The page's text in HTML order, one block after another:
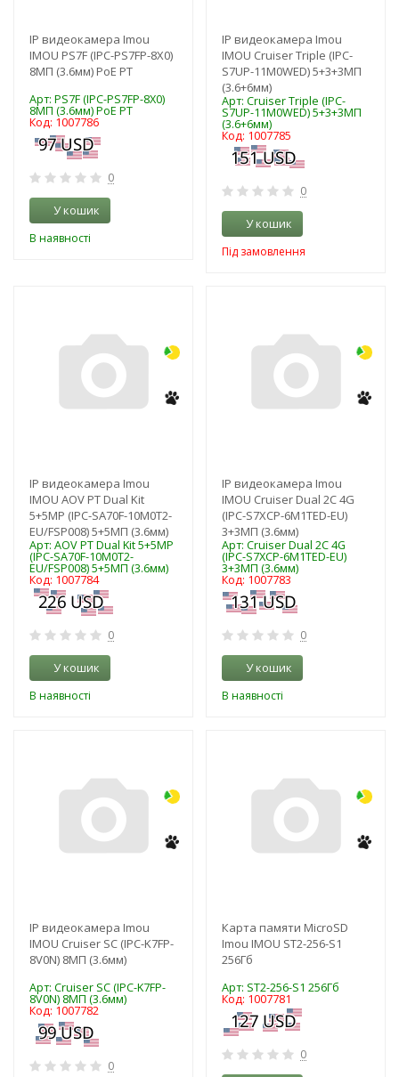
IP видеокамера Imou
IMOU PS7F (IPC-PS7FP-8X0)
8МП (3.6мм) PoE PT
Арт: PS7F (IPC-PS7FP-8X0)
8МП (3.6мм) PoE PT
Код: 1007786
0
У кошик
В наявності
IP видеокамера Imou
IMOU Cruiser Triple (IPC-
S7UP-11M0WED) 5+3+3МП
(3.6+6мм)
Арт: Cruiser Triple (IPC-
S7UP-11M0WED) 5+3+3МП
(3.6+6мм)
Код: 1007785
0
У кошик
Під замовлення
IP видеокамера Imou
IMOU AOV PT Dual Kit
5+5MP (IPC-SA70F-10M0T2-
EU/FSP008) 5+5МП (3.6мм)
Арт: AOV PT Dual Kit 5+5MP
(IPC-SA70F-10M0T2-
EU/FSP008) 5+5МП (3.6мм)
Код: 1007784
0
У кошик
В наявності
IP видеокамера Imou
IMOU Cruiser Dual 2C 4G
(IPC-S7XCP-6M1TED-EU)
3+3МП (3.6мм)
Арт: Cruiser Dual 2C 4G
(IPC-S7XCP-6M1TED-EU)
3+3МП (3.6мм)
Код: 1007783
0
У кошик
В наявності
IP видеокамера Imou
IMOU Cruiser SC (IPC-K7FP-
8V0N) 8МП (3.6мм)
Арт: Cruiser SC (IPC-K7FP-
8V0N) 8МП (3.6мм)
Код: 1007782
0
Карта памяти MicroSD
Imou IMOU ST2-256-S1
256Гб
Арт: ST2-256-S1 256Гб
Код: 1007781
0